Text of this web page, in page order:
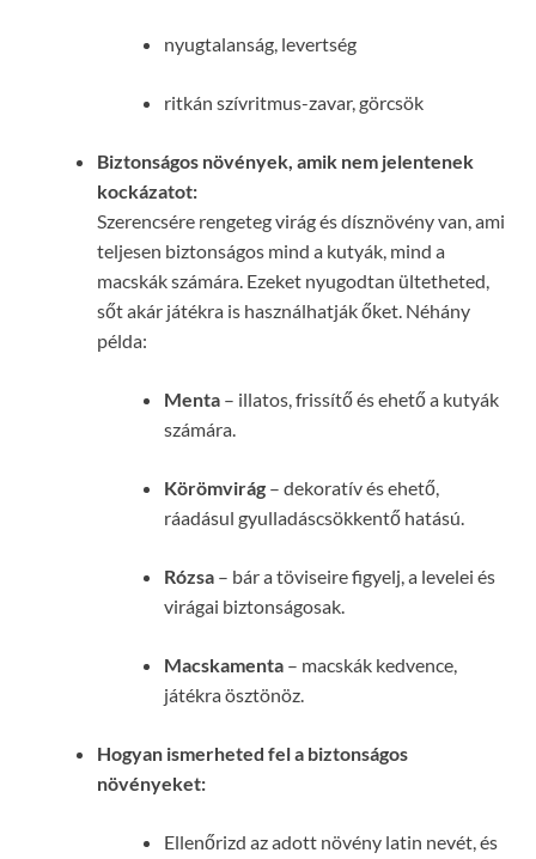
nyugtalanság, levertség
ritkán szívritmus-zavar, görcsök
Biztonságos növények, amik nem jelentenek
kockázatot:
Szerencsére rengeteg virág és dísznövény van, ami
teljesen biztonságos mind a kutyák, mind a
macskák számára. Ezeket nyugodtan ültetheted,
sőt akár játékra is használhatják őket. Néhány
példa:
Menta – illatos, frissítő és ehető a kutyák
számára.
Körömvirág – dekoratív és ehető,
ráadásul gyulladáscsökkentő hatású.
Rózsa – bár a töviseire figyelj, a levelei és
virágai biztonságosak.
Macskamenta – macskák kedvence,
játékra ösztönöz.
Hogyan ismerheted fel a biztonságos
növényeket:
Ellenőrizd az adott növény latin nevét, és